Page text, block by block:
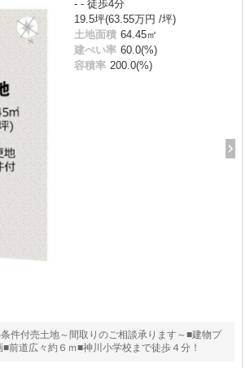
- - 徒歩4分
19.5坪(63.55万円 /坪)
土地面積 64.45㎡
建ぺい率 60.0(%)
容積率 200.0(%)
件付売土地～間取りのご相談承ります～■建物プ
前道広々約６ｍ■神川小学校まで徒歩４分！